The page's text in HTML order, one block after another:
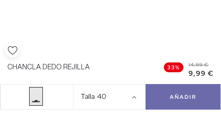
CHANCLA DEDO REJILLA 33% 14,99 €
9,99 €
Talla 40 AÑADIR